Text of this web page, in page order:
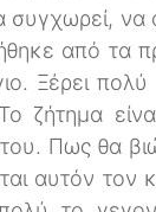
συγχωρεί, να
από τα
Ξέρει
ζήτημα
Πως θα
αυτόν τον